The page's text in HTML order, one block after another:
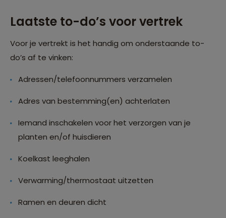
Laatste to-do’s voor vertrek
Voor je vertrekt is het handig om onderstaande to-
do’s af te vinken:
Adressen/telefoonnummers verzamelen
Adres van bestemming(en) achterlaten
Iemand inschakelen voor het verzorgen van je
planten en/of huisdieren
Koelkast leeghalen
Verwarming/thermostaat uitzetten
Ramen en deuren dicht